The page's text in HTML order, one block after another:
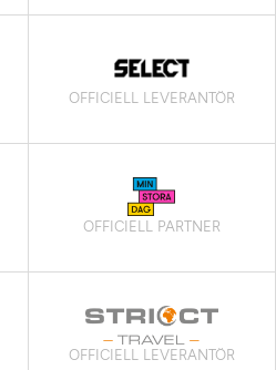
OFFICIELL LEVERANTÖR
OFFICIELL PARTNER
OFFICIELL LEVERANTÖR